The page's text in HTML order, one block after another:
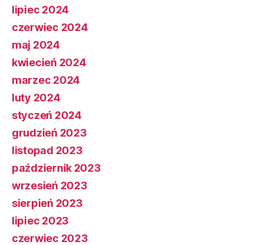
lipiec 2024
czerwiec 2024
maj 2024
kwiecień 2024
marzec 2024
luty 2024
styczeń 2024
grudzień 2023
listopad 2023
październik 2023
wrzesień 2023
sierpień 2023
lipiec 2023
czerwiec 2023